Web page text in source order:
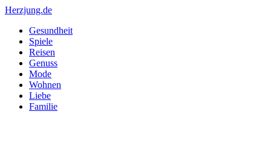
Zum
springen
Herzjung.de
Gesundheit
Spiele
Reisen
Genuss
Mode
Wohnen
Liebe
Familie